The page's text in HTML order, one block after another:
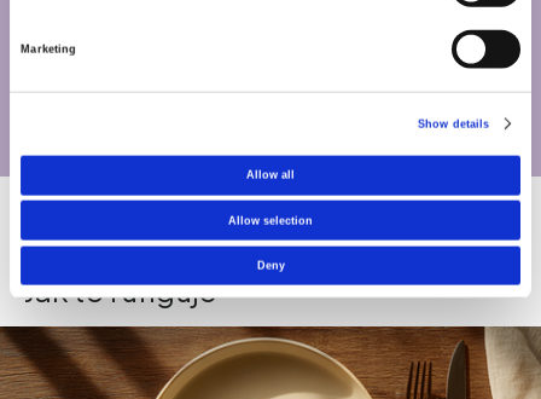
Marketing
Show details
Allow all
Allow selection
Deny
Tento test měří IPA – metabolit podporující zdraví, který
tvoří střevní bakterie z tryptofanu. Odráží funkční aktivitu
Jak to funguje